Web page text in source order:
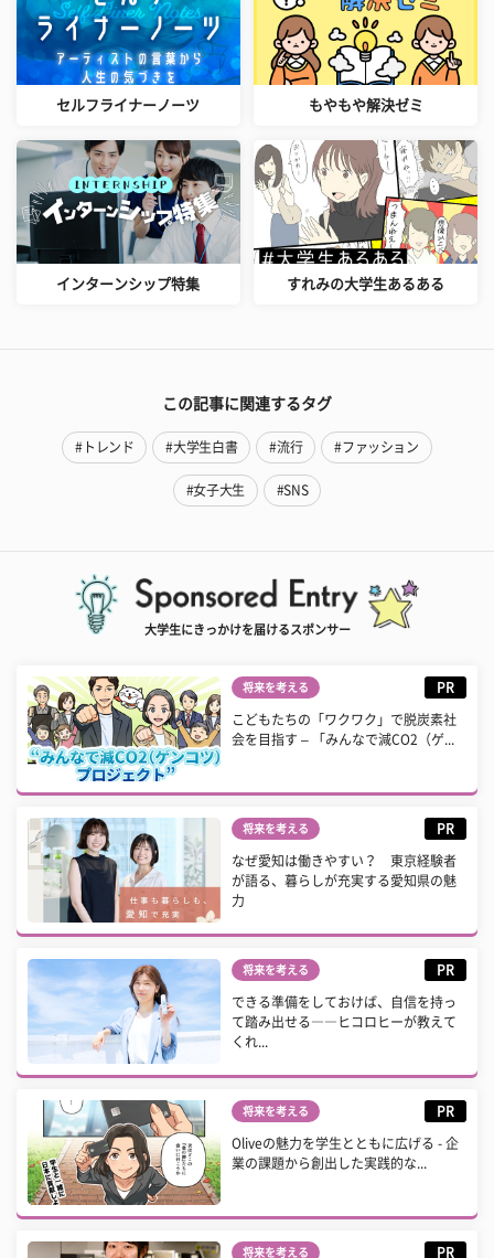
セルフライナーノーツ もやもや解決ゼミ
インターンシップ特集 すれみの大学生あるある
この記事に関連するタグ
#トレンド #大学生白書 #流行 #ファッション
#女子大生 #SNS
大学生にきっかけを届けるスポンサー
将来を考える PR
こどもたちの「ワクワク」で脱炭素社
会を目指す – 「みんなで減CO2（ゲ...
将来を考える PR
なぜ愛知は働きやすい？ 東京経験者
が語る、暮らしが充実する愛知県の魅
力
将来を考える PR
できる準備をしておけば、自信を持っ
て踏み出せる――ヒコロヒーが教えて
くれ...
将来を考える PR
Oliveの魅力を学生とともに広げる - 企
業の課題から創出した実践的な...
将来を考える PR